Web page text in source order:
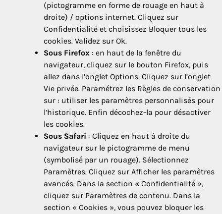
(pictogramme en forme de rouage en haut à
droite) / options internet. Cliquez sur
Confidentialité et choisissez Bloquer tous les
cookies. Validez sur Ok.
Sous Firefox : en haut de la fenêtre du
navigateur, cliquez sur le bouton Firefox, puis
allez dans l’onglet Options. Cliquez sur l’onglet
Vie privée. Paramétrez les Règles de conservation
sur : utiliser les paramètres personnalisés pour
l’historique. Enfin décochez-la pour désactiver
les cookies.
Sous Safari : Cliquez en haut à droite du
navigateur sur le pictogramme de menu
(symbolisé par un rouage). Sélectionnez
Paramètres. Cliquez sur Afficher les paramètres
avancés. Dans la section « Confidentialité »,
cliquez sur Paramètres de contenu. Dans la
section « Cookies », vous pouvez bloquer les